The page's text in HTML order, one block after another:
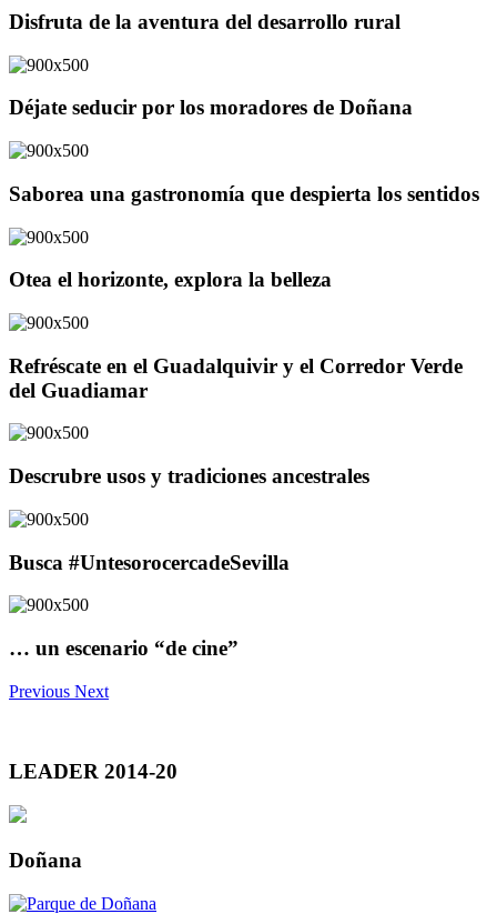
Disfruta de la aventura del desarrollo rural
Déjate seducir por los moradores de Doñana
Saborea una gastronomía que despierta los sentidos
Otea el horizonte, explora la belleza
Refréscate en el Guadalquivir y el Corredor Verde
del Guadiamar
Descrubre usos y tradiciones ancestrales
Busca #UntesorocercadeSevilla
… un escenario “de cine”
Previous Next
LEADER 2014-20
Doñana